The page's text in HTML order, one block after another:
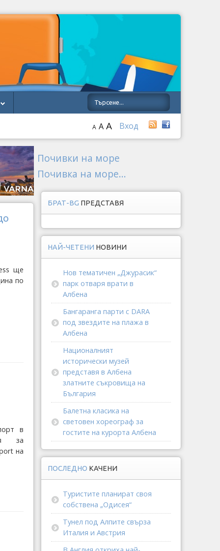
Вход
A A A
ще
по
в
за
на
Почивки на море
Почивка на море...
БРАТ-BG ПРЕДСТАВЯ
НАЙ-ЧЕТЕНИ НОВИНИ
Нов тематичен „Джурасик“
парк отваря врати в
Албена
Бангаранга парти с DARA
под звездите на плажа в
Албена
Националният
исторически музей
представя в Албена
златните съкровища на
България
Балетна класика на
световен хореограф за
гостите на курорта Албена
ПОСЛЕДНО КАЧЕНИ
Туристите планират своя
собствена „Одисея“
Тунел под Алпите свърза
Италия и Австрия